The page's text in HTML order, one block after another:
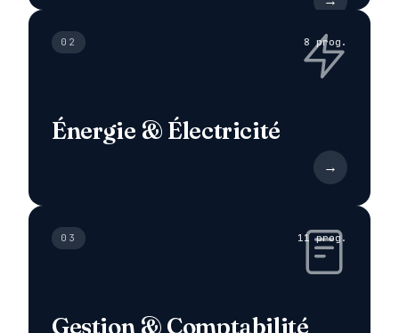
02 8 prog.
Énergie & Électricité
→
03 11 prog.
Gestion & Comptabilité